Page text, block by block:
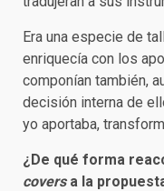
Era una especie de
enriquecía con los
componían también,
decisión interna de
yo aportaba,
¿De qué forma
coversa la